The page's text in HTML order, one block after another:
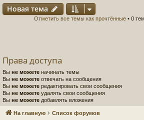
Новая тема
Отметить все темы как прочтённые• 0
Права доступа
Вы не можете начинать темы
Вы не можете отвечать на сообщения
Вы не можете редактировать свои сообщения
Вы не можете удалять свои сообщения
Вы не можете добавлять вложения
На главную Список форумов